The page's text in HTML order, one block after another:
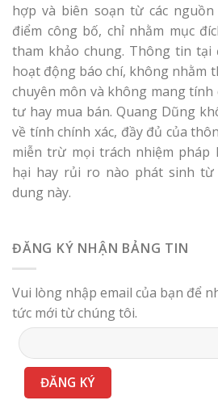
hợp và biên soạn từ các
điểm công bố, chỉ nhằm mục
tham khảo chung. Thông tin tại
hoạt động báo chí, không nhằm
chuyên môn và không mang
tư hay mua bán. Quang Dũng
về tính chính xác, đầy đủ của
miễn trừ mọi trách nhiệm
hại hay rủi ro nào phát sinh từ
dung này.
ĐĂNG KÝ NHẬN BẢNG TIN
Vui lòng nhập email của bạn để
tức mới từ chúng tôi.